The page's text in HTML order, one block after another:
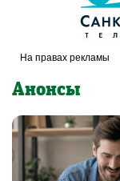
Анонсы